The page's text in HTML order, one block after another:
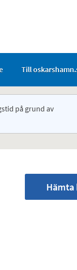
Till
på grund av